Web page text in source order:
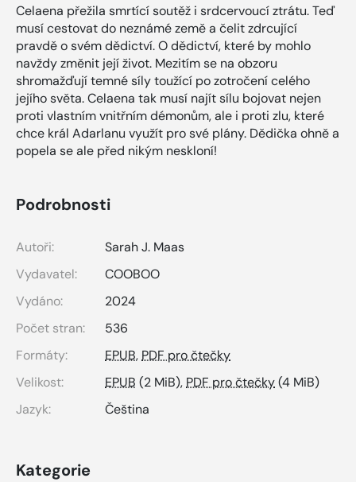
Celaena přežila smrtící soutěž i srdcervoucí ztrátu. Teď
musí cestovat do neznámé země a čelit zdrcující
pravdě o svém dědictví. O dědictví, které by mohlo
navždy změnit její život. Mezitím se na obzoru
shromažďují temné síly toužící po zotročení celého
jejího světa. Celaena tak musí najít sílu bojovat nejen
proti vlastním vnitřním démonům, ale i proti zlu, které
chce král Adarlanu využít pro své plány. Dědička ohně a
popela se ale před nikým neskloní!
Podrobnosti
Autoři:
Sarah J. Maas
Vydavatel:
COOBOO
Vydáno:
2024
Počet stran:
536
Formáty:
EPUB,PDF pro čtečky
Velikost:
EPUB (2 MiB),PDF pro čtečky(4 MiB)
Jazyk:
Čeština
Kategorie